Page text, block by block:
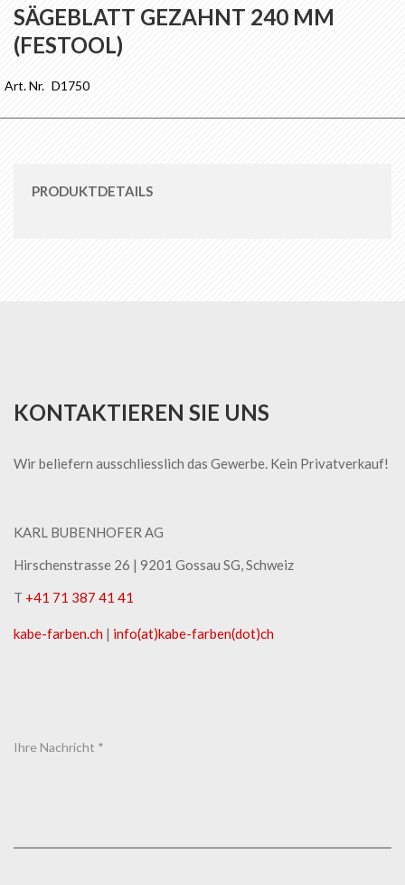
SÄGEBLATT GEZAHNT 240 MM
(FESTOOL)
Art. Nr. D1750
Anfang
der
Bildgalerie
PRODUKTDETAILS
KONTAKTIEREN SIE UNS
Wir beliefern ausschliesslich das Gewerbe. Kein Privatverkauf!
KARL BUBENHOFER AG
Hirschenstrasse 26 | ​9201 Gossau SG, Schweiz
T +41 71 387 41 41
kabe-​farben.ch | info(at)kabe-​farben(dot)ch